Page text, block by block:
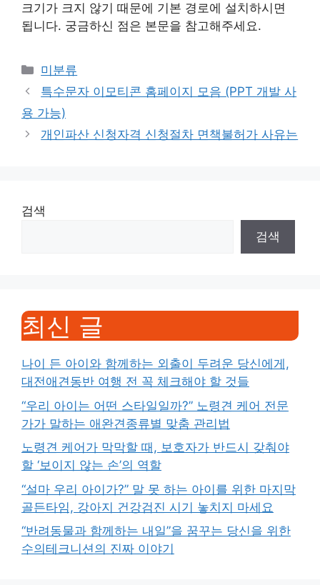
크기가 크지 않기 때문에 기본 경로에 설치하시면
됩니다. 궁금하신 점은 본문을 참고해주세요.
Categories
미분류
특수문자 이모티콘 홈페이지 모음 (PPT 개발 사
용 가능)
개인파산 신청자격 신청절차 면책불허가 사유는
검색
검색
최신 글
나이 든 아이와 함께하는 외출이 두려운 당신에게,
대전애견동반 여행 전 꼭 체크해야 할 것들
“우리 아이는 어떤 스타일일까?” 노령견 케어 전문
가가 말하는 애완견종류별 맞춤 관리법
노령견 케어가 막막할 때, 보호자가 반드시 갖춰야
할 ‘보이지 않는 손’의 역할
“설마 우리 아이가?” 말 못 하는 아이를 위한 마지막
골든타임, 강아지 건강검진 시기 놓치지 마세요
“반려동물과 함께하는 내일”을 꿈꾸는 당신을 위한
수의테크니션의 진짜 이야기